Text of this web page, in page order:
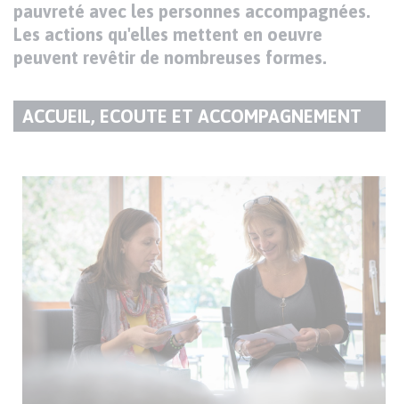
pauvreté avec les personnes accompagnées.
Les actions qu'elles mettent en oeuvre
peuvent revêtir de nombreuses formes.
TITRE
PARAGRAPHE
ACCUEIL, ECOUTE ET ACCOMPAGNEMENT